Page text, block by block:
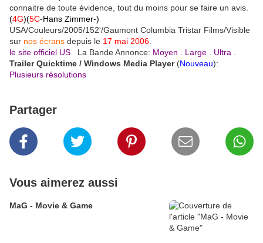
connaitre de toute évidence, tout du moins pour se faire un avis.
(4G)(5C-Hans Zimmer-)
USA/Couleurs/2005/152'/Gaumont Columbia Tristar Films/Visible
sur nos écrans depuis le 17 mai 2006
le site officiel US La Bande Annonce: Moyen Large Ultra
Trailer Quicktime / Windows Media Player(Nouveau):
Plusieurs résolutions
Partager
Vous aimerez aussi
MaG - Movie & Game